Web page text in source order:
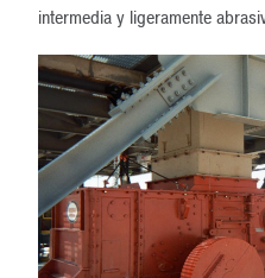
intermedia y ligeramente